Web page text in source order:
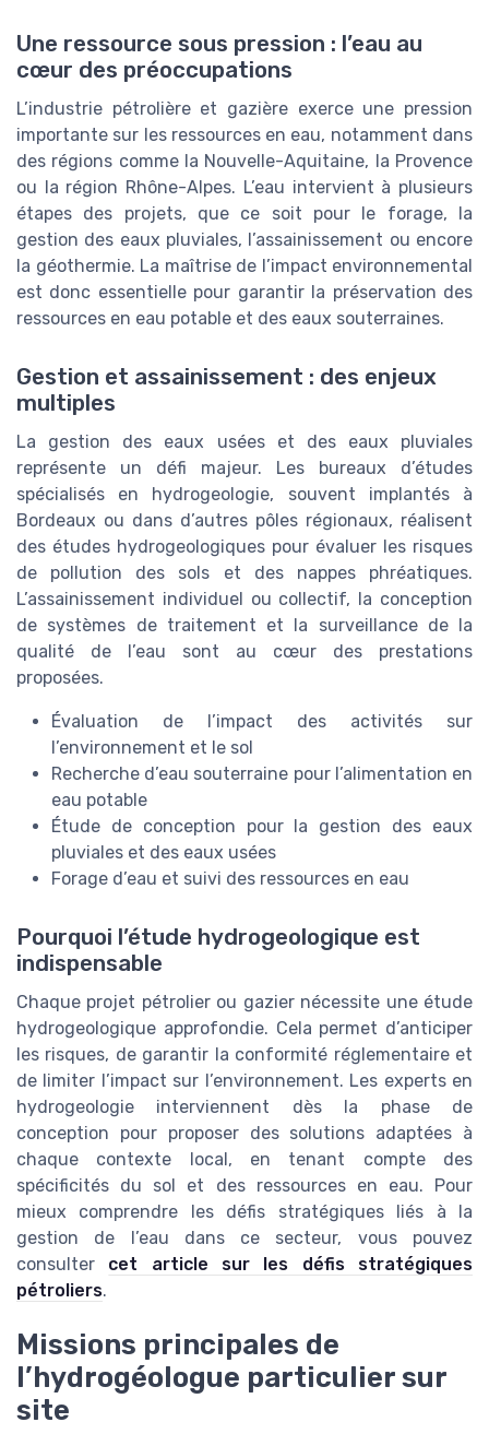
Une ressource sous pression : l’eau au
cœur des préoccupations
L’industrie pétrolière et gazière exerce une pression
importante sur les ressources en eau, notamment dans
des régions comme la Nouvelle-Aquitaine, la Provence
ou la région Rhône-Alpes. L’eau intervient à plusieurs
étapes des projets, que ce soit pour le forage, la
gestion des eaux pluviales, l’assainissement ou encore
la géothermie. La maîtrise de l’impact environnemental
est donc essentielle pour garantir la préservation des
ressources en eau potable et des eaux souterraines.
Gestion et assainissement : des enjeux
multiples
La gestion des eaux usées et des eaux pluviales
représente un défi majeur. Les bureaux d’études
spécialisés en hydrogeologie, souvent implantés à
Bordeaux ou dans d’autres pôles régionaux, réalisent
des études hydrogeologiques pour évaluer les risques
de pollution des sols et des nappes phréatiques.
L’assainissement individuel ou collectif, la conception
de systèmes de traitement et la surveillance de la
qualité de l’eau sont au cœur des prestations
proposées.
Évaluation de l’impact des activités sur
l’environnement et le sol
Recherche d’eau souterraine pour l’alimentation en
eau potable
Étude de conception pour la gestion des eaux
pluviales et des eaux usées
Forage d’eau et suivi des ressources en eau
Pourquoi l’étude hydrogeologique est
indispensable
Chaque projet pétrolier ou gazier nécessite une étude
hydrogeologique approfondie. Cela permet d’anticiper
les risques, de garantir la conformité réglementaire et
de limiter l’impact sur l’environnement. Les experts en
hydrogeologie interviennent dès la phase de
conception pour proposer des solutions adaptées à
chaque contexte local, en tenant compte des
spécificités du sol et des ressources en eau. Pour
mieux comprendre les défis stratégiques liés à la
gestion de l’eau dans ce secteur, vous pouvez
consulter cet article sur les défis stratégiques
pétroliers.
Missions principales de
l’hydrogéologue particulier sur
site